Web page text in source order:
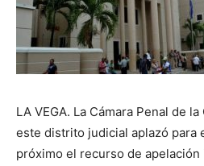
LA VEGA. La Cámara Penal de
este distrito judicial aplazó para
próximo el recurso de